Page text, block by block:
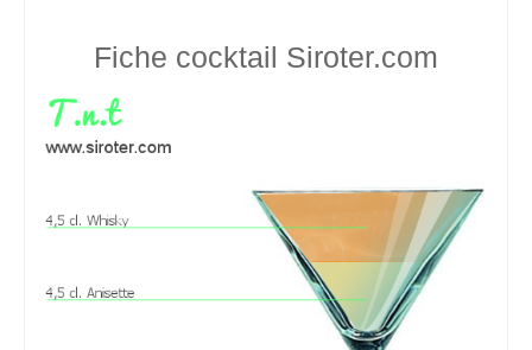
Fiche cocktail Siroter.com